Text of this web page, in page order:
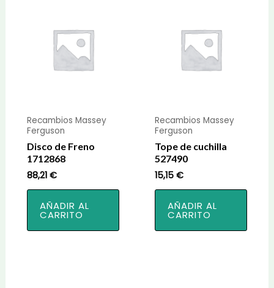
Recambios Massey
Ferguson
Disco de Freno
1712868
88,21 €
AÑADIR AL
CARRITO
Recambios Massey
Ferguson
Tope de cuchilla
527490
15,15€
AÑADIR AL
CARRITO